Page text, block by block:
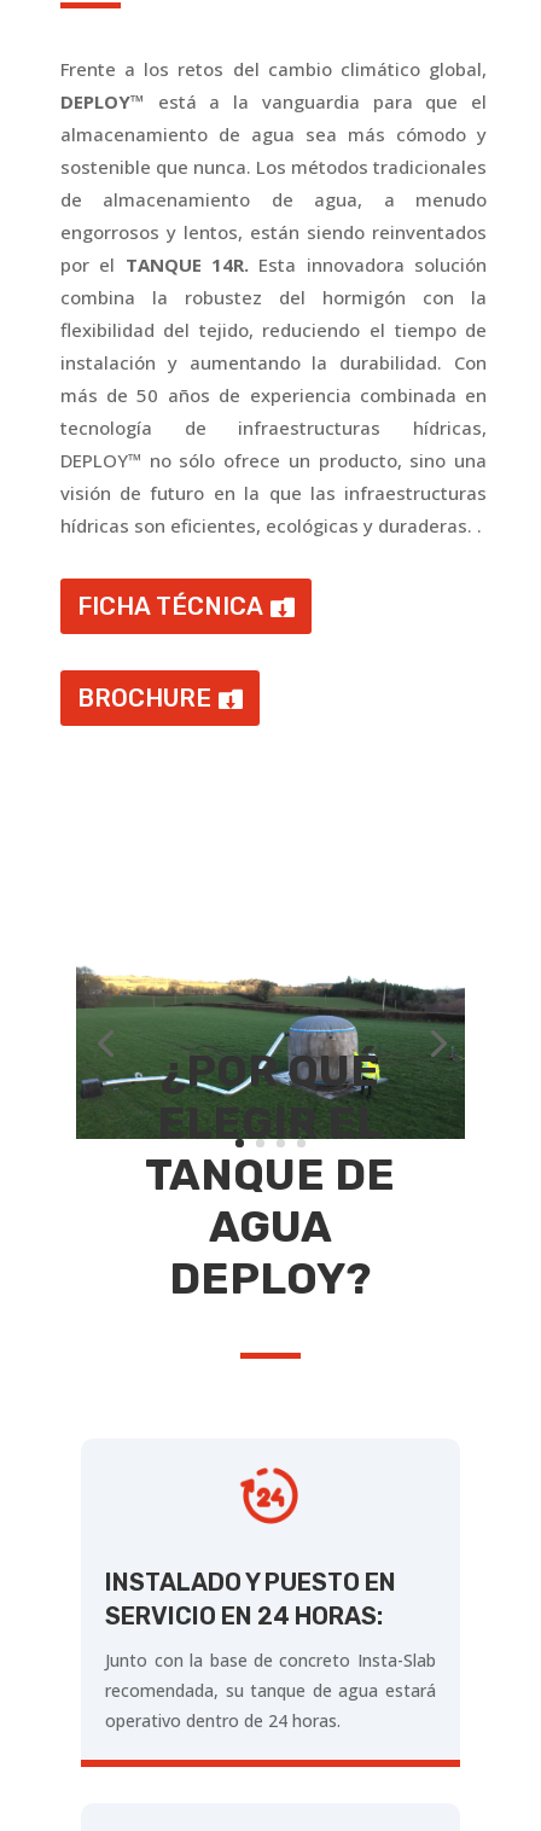
Frente a los retos del cambio climático global,
DEPLOY™ está a la vanguardia para que el
almacenamiento de agua sea más cómodo y
sostenible que nunca. Los métodos tradicionales
de almacenamiento de agua, a menudo
engorrosos y lentos, están siendo reinventados
por el TANQUE 14R. Esta innovadora solución
combina la robustez del hormigón con la
flexibilidad del tejido, reduciendo el tiempo de
instalación y aumentando la durabilidad. Con
más de 50 años de experiencia combinada en
tecnología de infraestructuras hídricas,
DEPLOY™ no sólo ofrece un producto, sino una
visión de futuro en la que las infraestructuras
hídricas son eficientes, ecológicas y duraderas. .
FICHA TÉCNICA
BROCHURE
¿POR QUÉ
ELEGIR EL
TANQUE DE
AGUA
DEPLOY?
INSTALADO Y PUESTO EN
SERVICIO EN 24 HORAS:
Junto con la base de concreto Insta-Slab
recomendada, su tanque de agua estará
operativo dentro de 24 horas.